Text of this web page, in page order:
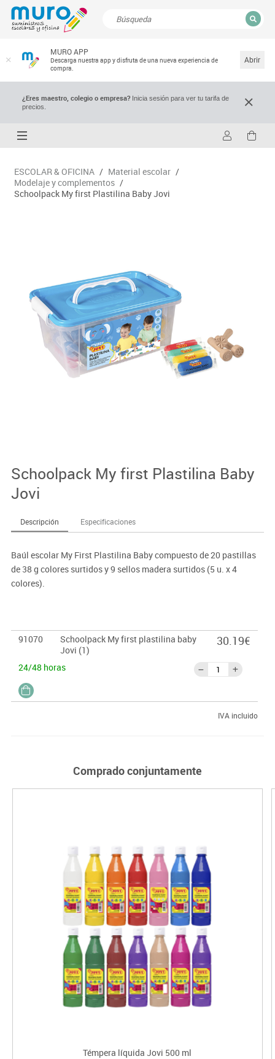
MURO APP
Descarga nuestra app y disfruta de una nueva experiencia de
compra.
Abrir
¿Eres maestro, colegio o empresa?Inicia sesión para ver tu tarifa de
precios.
ESCOLAR & OFICINA / Material escolar /
Modelaje y complementos /
Schoolpack My first Plastilina Baby Jovi
Schoolpack My first Plastilina Baby
Jovi
Descripción Especificaciones
Baúl escolar My First Plastilina Baby compuesto de 20 pastillas
de 38 g colores surtidos y 9 sellos madera surtidos (5 u. x 4
colores).
91070
Schoolpack My first plastilina baby
Jovi (1)
24/48 horas
30.19€
IVA incluido
Comprado conjuntamente
Témpera líquida Jovi 500 ml